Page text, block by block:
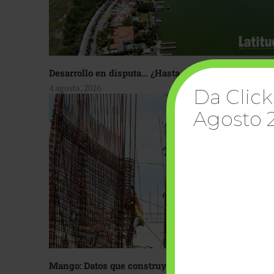
Desarrollo en disputa… ¿Hasta dónde crecer?
4 agosto, 2026
Mango: Datos que construyen confianza
Da
Agosto